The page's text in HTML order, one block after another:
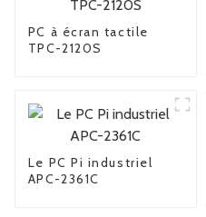
PC à écran tactile
TPC-2120S
Le PC Pi industriel
APC-2361C